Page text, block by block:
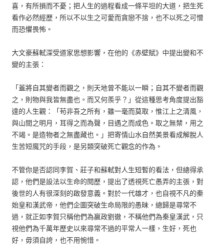
喜，有所損而不憂；把人生的過程看成一條平坦的大道，把生死
看作必然經歷，所以不以生之可愛而貪戀不捨，也不以死之可憎
而恐懼畏怖。
大文豪蘇軾深受道家思想影響，在他的《赤壁賦》中提出變和不
變的主張：
「蓋將自其變者而觀之，則天地曾不能以一瞬；自其不變者而觀
之，則物與我皆無盡也。而又何羨乎？」從這種思考角度提出豁
達的人生觀：「苟非吾之所有，雖一毫而莫取，惟江上之清風，
與山間之明月，耳得之而為聲，目遇之而成色。取之無禁，用之
不竭。是造物者之無盡藏也。」把寄情山水自然美景看成解脫人
生苦短魔咒的手段，是另類突破死亡觀念的作為。
不管你是否認同李賀、莊子和蘇軾對人生短暫的看法，但總得承
認，他們是設法以生命的閱歷，提出了透視死亡愚弄的主張，對
後世的人有很深刻的啟發意義。對於一代雄才，也自視不凡的秦
始皇和漢武帝，他們企圖突破生命局限的愚昧，總歸是尋常不
過，就正如李賀只稱他們為嬴政劉徹，不稱他們為秦皇漢武，只
視他們為千萬年歷史以來尋常不過的平常人一樣，生好，死也
好，毋須自誇，也不用惋惜。